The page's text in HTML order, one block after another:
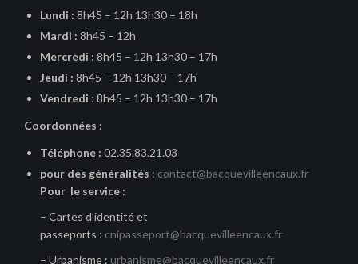
Lundi : 8h45 – 12h 13h30 – 18h
Mardi : 8h45 – 12h
Mercredi : 8h45 – 12h 13h30 – 17h
Jeudi : 8h45 – 12h 13h30 – 17h
Vendredi : 8h45 – 12h 13h30 – 17h
Coordonnées :
Téléphone : 02.35.83.21.03
pour des généralités : contact@bacquevilleencaux.fr
Pour le service :
– Cartes d’identité et
passeports : cnipasseport@bacquevilleencaux.fr
– Urbanisme : urbanisme@bacquevilleencaux.fr